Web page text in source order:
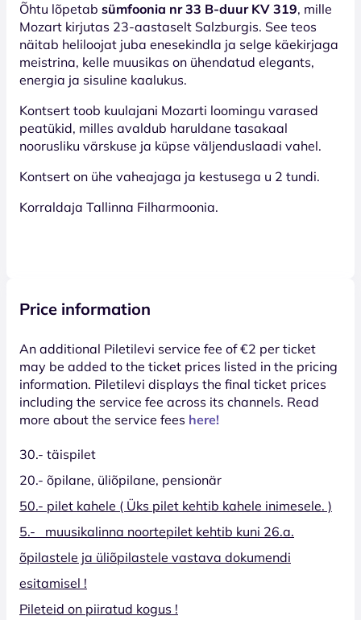
Õhtu lõpetab sümfoonia nr 33 B-duur KV 319, mille
Mozart kirjutas 23-aastaselt Salzburgis. See teos
näitab heliloojat juba enesekindla ja selge käekirjaga
meistrina, kelle muusikas on ühendatud elegants,
energia ja sisuline kaalukus.
Kontsert toob kuulajani Mozarti loomingu varased
peatükid, milles avaldub haruldane tasakaal
noorusliku värskuse ja küpse väljenduslaadi vahel.
Kontsert on ühe vaheajaga ja kestusega u 2 tundi.
Korraldaja Tallinna Filharmoonia.
Price information
An additional Piletilevi service fee of €2 per ticket
may be added to the ticket prices listed in the pricing
information. Piletilevi displays the final ticket prices
including the service fee across its channels. Read
more about the service fees here!
30.- täispilet
20.- õpilane, üliõpilane, pensionär
50.- pilet kahele ( Üks pilet kehtib kahele inimesele. )
5.- muusikalinna noortepilet kehtib kuni 26.a.
õpilastele ja üliõpilastele vastava dokumendi
esitamisel !
Pileteid on piiratud kogus !